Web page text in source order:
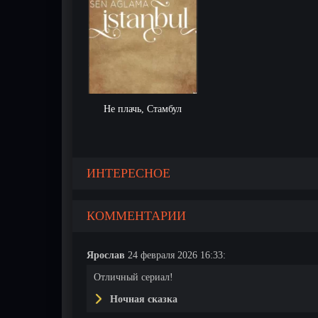
Не плачь, Стамбул
ИНТЕРЕСНОЕ
КОММЕНТАРИИ
Ярослав 24 февраля 2026 16:33:
Отличный сериал!
Ночная сказка